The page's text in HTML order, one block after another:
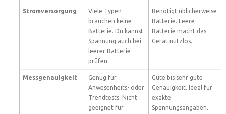
Stromversorgung
Viele Typen
brauchen keine
Batterie. Du kannst
Spannung auch bei
leerer Batterie
prüfen.
Benötigt üblicherweise
Batterie. Leere
Batterie macht das
Gerät nutzlos.
Messgenauigkeit
Genug für
Anwesenheits- oder
Trendtests. Nicht
geeignet für
Gute bis sehr gute
Genauigkeit. Ideal für
exakte
Spannungsangaben.